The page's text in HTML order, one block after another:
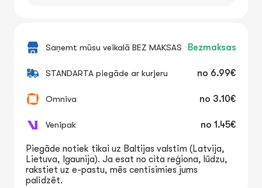
Saņemt mūsu veikalā BEZ MAKSAS Bezmaksas
STANDARTA piegāde ar kurjeru no 6.99€
Omniva no 3.10€
Venipak no 1.45€
Piegāde notiek tikai uz Baltijas valstīm (Latvija,
Lietuva, Igaunija). Ja esat no cita reģiona, lūdzu,
rakstiet uz e-pastu, mēs centīsimies jums
palīdzēt.